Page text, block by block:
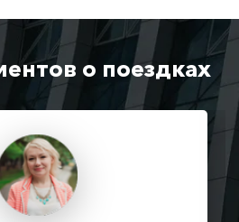
о поездках